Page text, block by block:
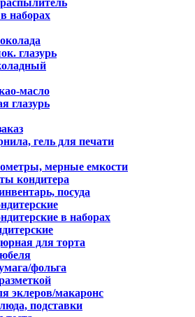
наборах
глазурь
масло
глазурь
гель для печати
мерные емкости
кондитера
посуда
в наборах
для торта
фольга
эклеров/макаронс
подставки